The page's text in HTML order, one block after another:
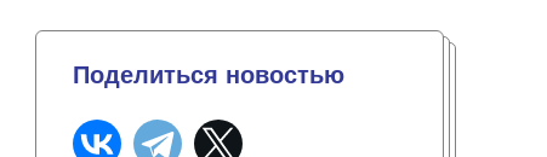
Поделиться новостью